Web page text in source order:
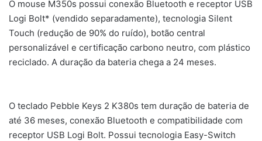
O mouse M350s possui conexão Bluetooth e receptor USB
Logi Bolt* (vendido separadamente), tecnologia Silent
Touch (redução de 90% do ruído), botão central
personalizável e certificação carbono neutro, com plástico
reciclado. A duração da bateria chega a 24 meses.
O teclado Pebble Keys 2 K380s tem duração de bateria de
até 36 meses, conexão Bluetooth e compatibilidade com
receptor USB Logi Bolt. Possui tecnologia Easy-Switch